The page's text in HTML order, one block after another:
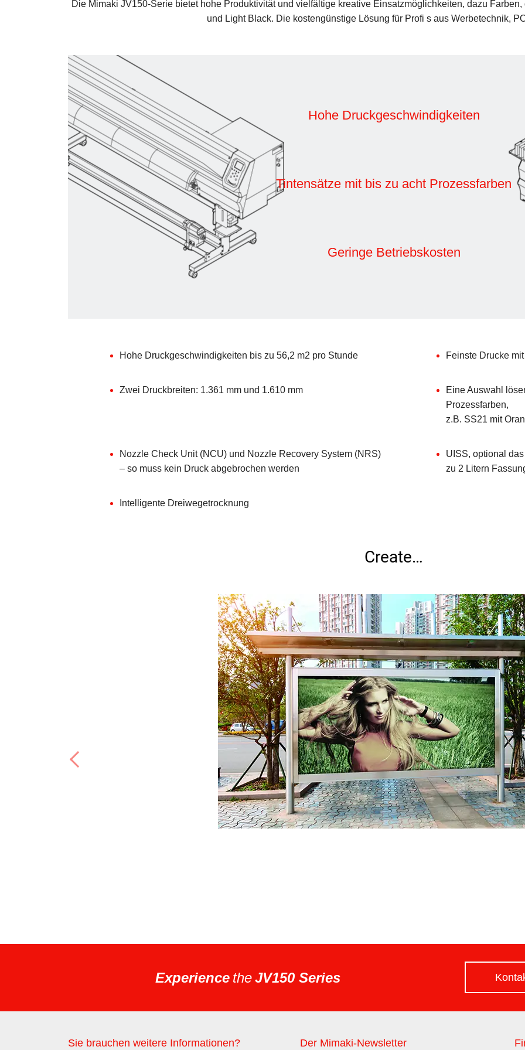
Die Mimaki JV150-Serie bietet hohe Produktivität und vielfältige kreative Einsatzmöglichkeiten, dazu
und Light Black. Die kostengünstige Lösung für Profi s aus Werbetechnik,
Hohe Druckgeschwindigkeiten
Tintensätze mit bis zu acht Prozessfarben
Geringe Betriebskosten
Hohe Druckgeschwindigkeiten bis zu 56,2 m2 pro Stunde Feinste Drucke
Zwei Druckbreiten: 1.361 mm und 1.610 mm
Eine Auswahl
Prozessfarben,
z.B. SS21 mit
Nozzle Check Unit (NCU) und Nozzle Recovery System (NRS)
– so muss kein Druck abgebrochen werden
UISS, optional
zu 2 Litern
Intelligente Dreiwegetrocknung
Create…
Previous
Experience theJV150 Series
Sie brauchen weitere Informationen? Der Mimaki-Newsletter